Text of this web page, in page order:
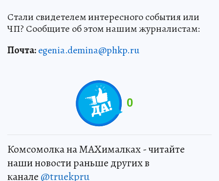
Стали свидетелем интересного события или
ЧП? Сообщите об этом нашим журналистам:
Почта:egenia.demina@phkp.ru
0
Комсомолка на MAXималках - читайте
наши новости раньше других в
канале @truekpru